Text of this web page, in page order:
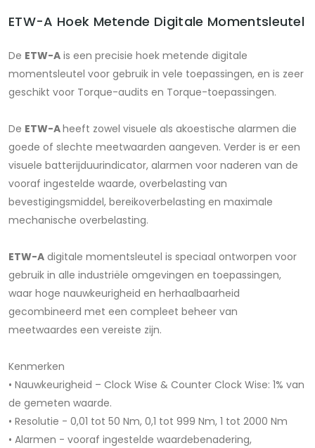
ETW-A Hoek Metende Digitale Momentsleutel
De ETW-A is een precisie hoek metende digitale
momentsleutel voor gebruik in vele toepassingen, en is zeer
geschikt voor Torque-audits en Torque-toepassingen.
De ETW-Aheeft zowel visuele als akoestische alarmen die
goede of slechte meetwaarden aangeven. Verder is er een
visuele batterijduurindicator, alarmen voor naderen van de
vooraf ingestelde waarde, overbelasting van
bevestigingsmiddel, bereikoverbelasting en maximale
mechanische overbelasting.
ETW-A digitale momentsleutel is speciaal ontworpen voor
gebruik in alle industriële omgevingen en toepassingen,
waar hoge nauwkeurigheid en herhaalbaarheid
gecombineerd met een compleet beheer van
meetwaardes een vereiste zijn.
Kenmerken
• Nauwkeurigheid – Clock Wise & Counter Clock Wise: 1% van
de gemeten waarde.
• Resolutie - 0,01 tot 50 Nm, 0,1 tot 999 Nm, 1 tot 2000 Nm
• Alarmen - vooraf ingestelde waardebenadering,